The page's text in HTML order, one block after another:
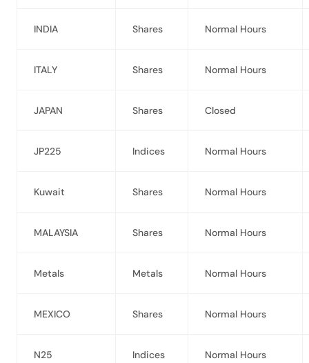
INDIA Shares Normal Hours
ITALY Shares Normal Hours
JAPAN Shares Closed
JP225 Indices Normal Hours
Kuwait Shares Normal Hours
MALAYSIA Shares Normal Hours
Metals Metals Normal Hours
MEXICO Shares Normal Hours
N25 Indices Normal Hours